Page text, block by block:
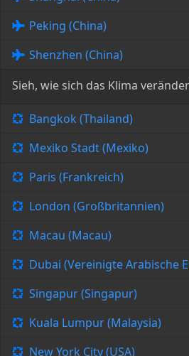
Peking (China)
Shenzhen (China)
Sieh, wie sich das Klima
Bangkok (Thailand)
Mexiko Stadt (Mexiko)
Paris (Frankreich)
London (Großbritannien)
Macau (Macau)
Dubai (Vereinigte Arabische
Singapur (Singapur)
Kuala Lumpur (Malaysia)
New York City (USA)